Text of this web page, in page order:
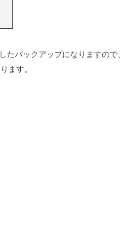
バックアップになりますので、
ます。